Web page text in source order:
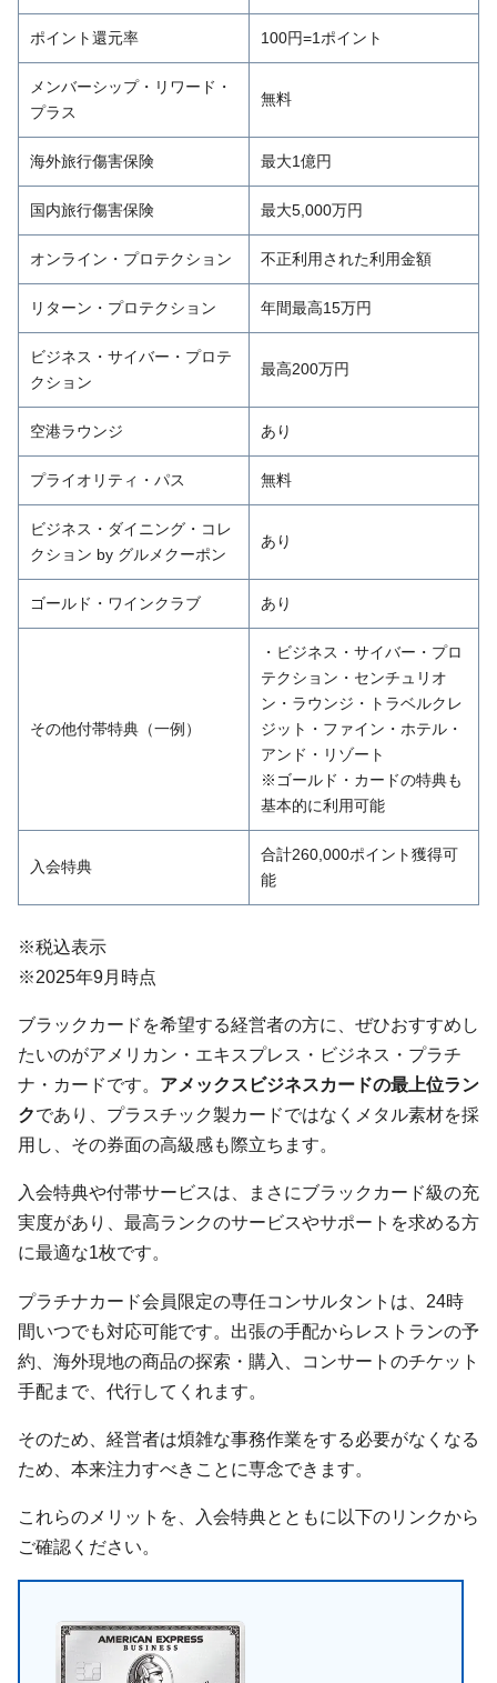
ポイント還元率 100円=1ポイント
メンバーシップ・リワード・
プラス
無料
海外旅行傷害保険 最大1億円
国内旅行傷害保険 最大5,000万円
オンライン・プロテクション 不正利用された利用金額
リターン・プロテクション 年間最高15万円
ビジネス・サイバー・プロテ
クション
最高200万円
空港ラウンジ あり
プライオリティ・パス 無料
ビジネス・ダイニング・コレ
クション by グルメクーポン
あり
ゴールド・ワインクラブ あり
その他付帯特典（一例）
・ビジネス・サイバー・プロ
テクション・センチュリオ
ン・ラウンジ・トラベルクレ
ジット・ファイン・ホテル・
アンド・リゾート
※ゴールド・カードの特典も
基本的に利用可能
入会特典
合計260,000ポイント獲得可
能
※税込表示
※2025年9月時点
ブラックカードを希望する経営者の方に、ぜひおすすめし
たいのがアメリカン・エキスプレス・ビジネス・プラチ
ナ・カードです。 アメックスビジネスカードの最上位ラン
クであり、プラスチック製カードではなくメタル素材を採
用し、その券面の高級感も際立ちます。
入会特典や付帯サービスは、まさにブラックカード級の充
実度があり、最高ランクのサービスやサポートを求める方
に最適な1枚です。
プラチナカード会員限定の専任コンサルタントは、24時
間いつでも対応可能です。出張の手配からレストランの予
約、海外現地の商品の探索・購入、コンサートのチケット
手配まで、代行してくれます。
そのため、経営者は煩雑な事務作業をする必要がなくなる
ため、本来注力すべきことに専念できます。
これらのメリットを、入会特典とともに以下のリンクから
ご確認ください。